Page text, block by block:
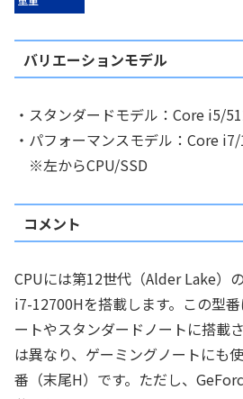
バリエーションモデル
・スタンダードモデル：Core i5/
・パフォーマンスモデル：Core
※左からCPU/SSD
コメント
CPUには第12世代（Alder Lake）
i7-12700Hを搭載します。この型
ートやスタンダードノートに搭載
は異なり、ゲーミングノートにも
番（末尾H）です。ただし、